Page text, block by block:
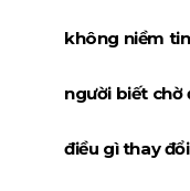
không niềm
người biết chờ
điều gì thay